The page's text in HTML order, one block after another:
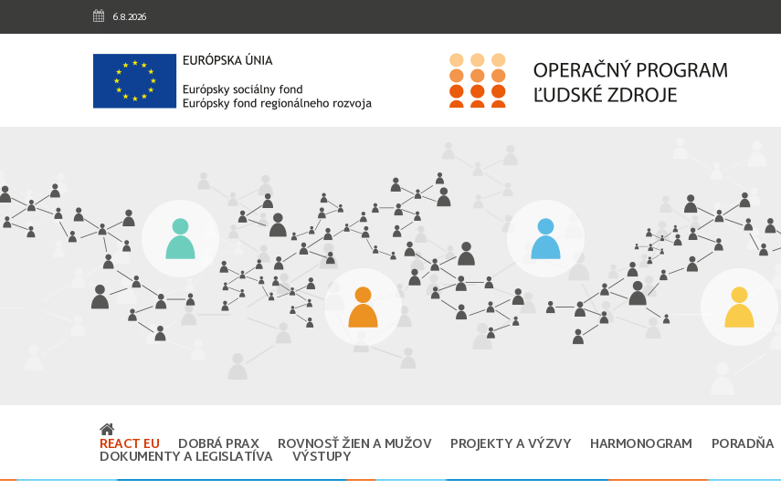
Preskočiť na obsah
6.8.2026
REACT EU DOBRÁ PRAX ROVNOSŤ ŽIEN A MUŽOV PROJEKTY A VÝZVY HARMONOGRAM PORADŇA
DOKUMENTY A LEGISLATÍVA VÝSTUPY